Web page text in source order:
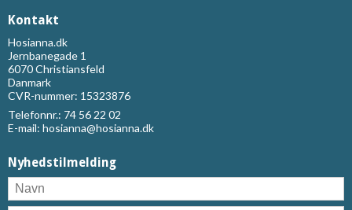
Kontakt
Hosianna.dk
Jernbanegade 1
6070 Christiansfeld
Danmark
CVR-nummer: 15323876
Telefonnr.: 74 56 22 02
E-mail: hosianna@hosianna.dk
Nyhedstilmelding